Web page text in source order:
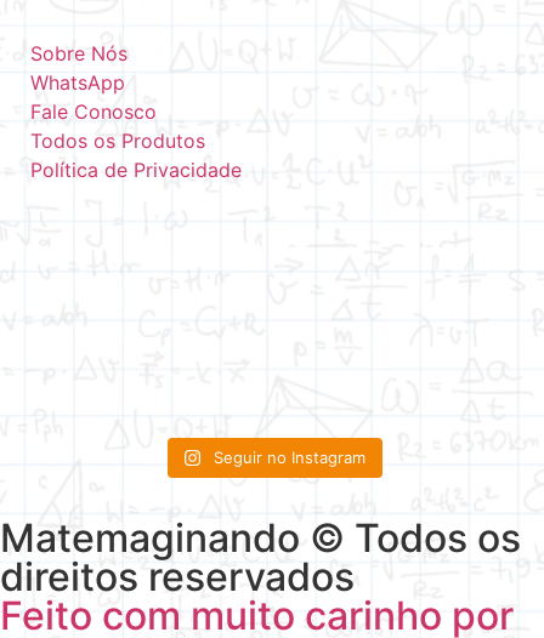
Sobre Nós
WhatsApp
Fale Conosco
Todos os Produtos
Política de Privacidade
Seguir no Instagram
Matemaginando © Todos os
direitos reservados
Feito com muito carinho por